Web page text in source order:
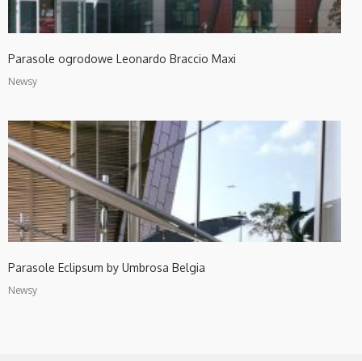
Parasole ogrodowe Leonardo Braccio Maxi
Newsy
Parasole Eclipsum by Umbrosa Belgia
Newsy